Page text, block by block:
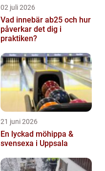
02 juli 2026
Vad innebär ab25 och hur
påverkar det dig i
praktiken?
21 juni 2026
En lyckad möhippa &
svensexa i Uppsala